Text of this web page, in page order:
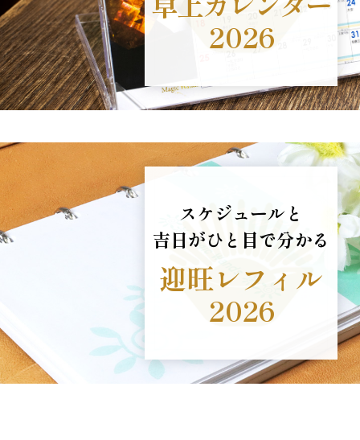
2026
スケジュールと
吉日がひと目で分かる
迎旺レフィル
2026